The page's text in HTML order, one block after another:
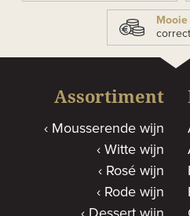
Assortiment
Mousserende wijn
Witte wijn
Rosé wijn
Rode wijn